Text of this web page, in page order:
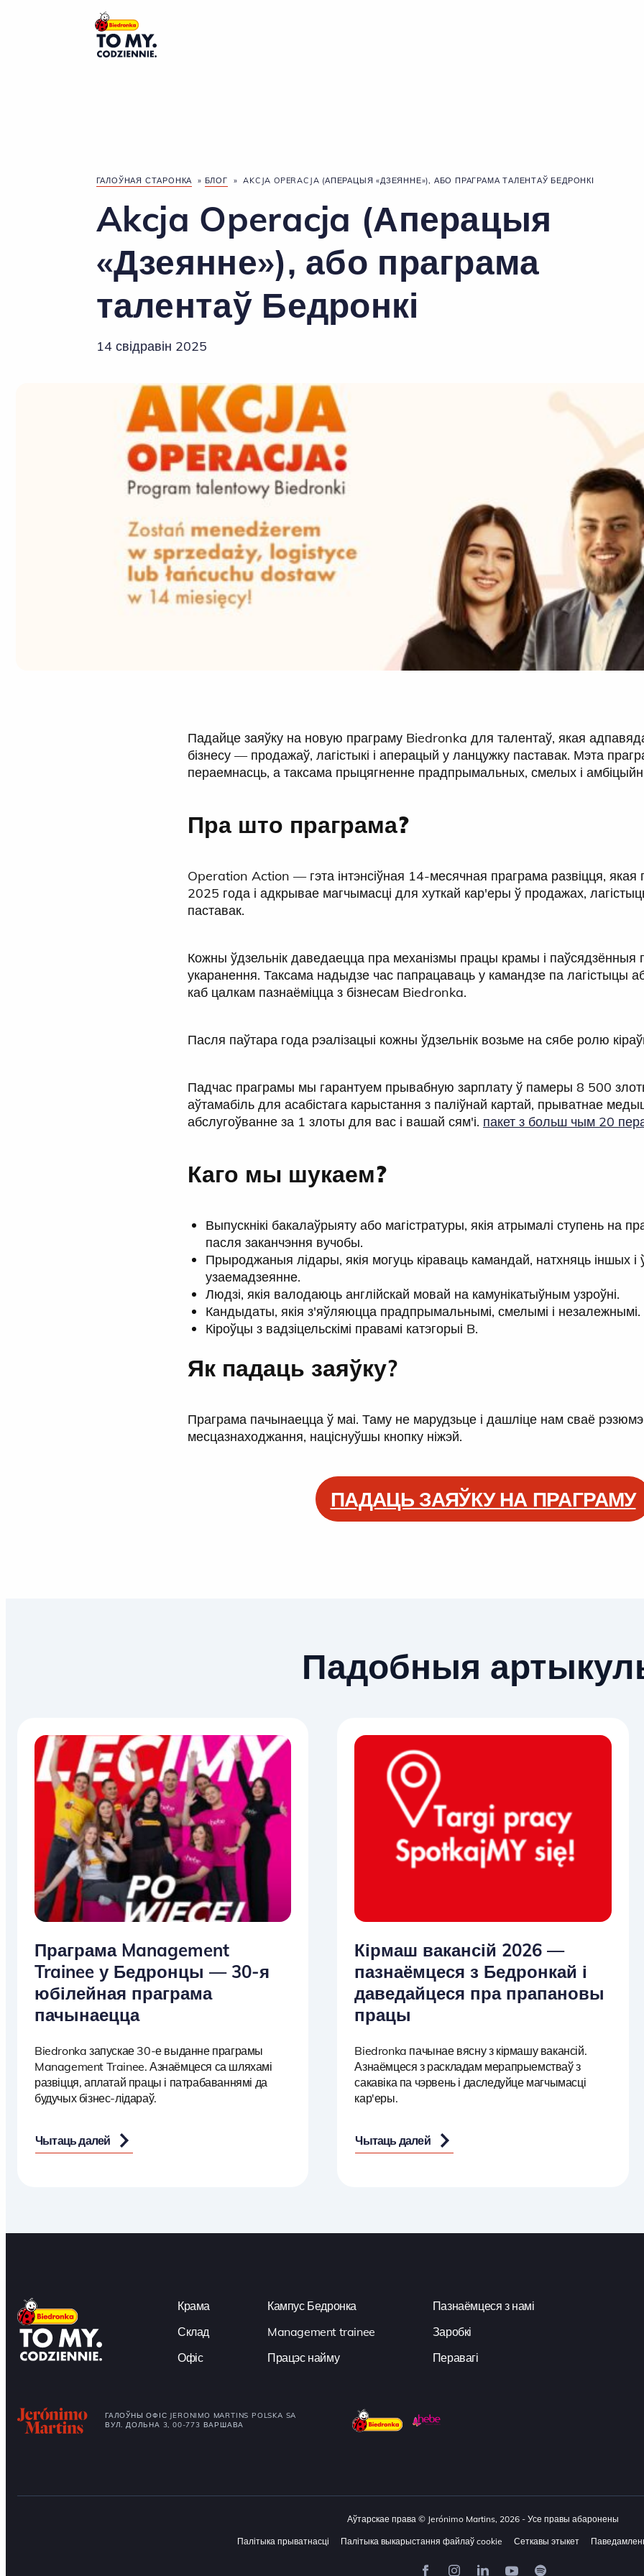
Галоўны лагатып
ГАЛОЎНАЯ СТАРОНКА » БЛОГ » AKCJA OPERACJA (АПЕРАЦЫЯ «ДЗЕЯННЕ»), АБО ПРАГРАМА ТАЛЕНТАЎ БЕДРОНКІ
Akcja Operacja (Аперацыя
«Дзеянне»), або праграма
талентаў Бедронкі
14 свідравін 2025
Падайце заяўку на новую праграму Biedronka для талентаў, якая
бізнесу — продажаў, лагістыкі і аперацый у ланцужку паставак. Мэта
пераемнасць, а таксама прыцягненне прадпрымальных, смелых і
Пра што праграма?
Operation Action — гэта інтэнсіўная 14-месячная праграма развіцця, якая
2025 года і адкрывае магчымасці для хуткай кар'еры ў продажах,
паставак.
Кожны ўдзельнік даведаецца пра механізмы працы крамы і паўсядзённыя
укаранення. Таксама надыдзе час папрацаваць у камандзе па лагістыцы
каб цалкам пазнаёміцца з бізнесам Biedronka.
Пасля паўтара года рэалізацыі кожны ўдзельнік возьме на сябе ролю
Падчас праграмы мы гарантуем прывабную зарплату ў памеры 8 500
аўтамабіль для асабістага карыстання з паліўнай картай, прыватнае
абслугоўванне за 1 злоты для вас і вашай сям'і. пакет з больш чым 20
Каго мы шукаем?
Выпускнікі бакалаўрыяту або магістратуры, якія атрымалі ступень на
пасля заканчэння вучобы.
Прыроджаныя лідары, якія могуць кіраваць камандай, натхняць іншых і
узаемадзеянне.
Людзі, якія валодаюць англійскай мовай на камунікатыўным узроўні.
Кандыдаты, якія з'яўляюцца прадпрымальнымі, смелымі і незалежнымі.
Кіроўцы з вадзіцельскімі правамі катэгорыі B.
Як падаць заяўку?
Праграма пачынаецца ў маі. Таму не марудзьце і дашліце нам сваё
месцазнаходжання, націснуўшы кнопку ніжэй.
ПАДАЦЬ ЗАЯЎКУ НА ПРАГРАМУ
Падобныя
Праграма Management
Trainee у Бедронцы — 30-я
юбілейная праграма
пачынаецца
Biedronka запускае 30-е выданне праграмы
Management Trainee. Азнаёмцеся са шляхамі
развіцця, аплатай працы і патрабаваннямі да
будучых бізнес-лідараў.
Чытаць далей
Кірмаш вакансій 2026 —
пазнаёмцеся з Бедронкай і
даведайцеся пра прапановы
працы
Biedronka пачынае вясну з кірмашу вакансій.
Азнаёмцеся з раскладам мерапрыемстваў з
сакавіка па чэрвень і даследуйце магчымасці
кар'еры.
Чытаць далей
Крама
Склад
Офіс
Кампус Бедронка
Management trainee
Працэс найму
Пазнаёмцеся з намі
Заробкі
Перавагі
ГАЛОЎНЫ ОФІС JERONIMO MARTINS POLSKA SA
ВУЛ. ДОЛЬНА 3, 00-773 ВАРШАВА
Аўтарскае права © Jerónimo Martins, 2026 - Усе правы абаронены
Палітыка прыватнасці Палітыка выкарыстання файлаў cookie Сеткавы этыкет